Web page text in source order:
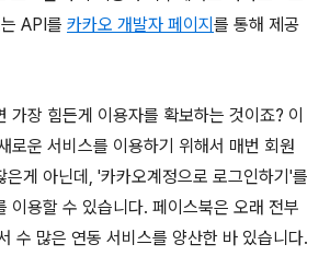
API를 카카오 개발자 페이지를 통해 제공
가장 힘든게 이용자를 확보하는 것이죠? 이
로운 서비스를 이용하기 위해서 매번 회원
은게 아닌데, '카카오계정으로 로그인하기'를
이용할 수 있습니다. 페이스북은 오래 전부
수 많은 연동 서비스를 양산한 바 있습니다.